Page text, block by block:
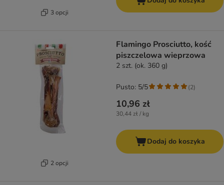
3 opcji
2 opcji
Flamingo Prosciutto, kość
piszczelowa wieprzowa
2 szt. (ok. 360 g)
10,96 zł
30,44 zł / kg
Pusto: 5/5 (2)
Dodaj do koszyka